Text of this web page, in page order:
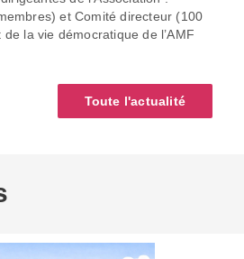
et Comité directeur (100
la vie démocratique de l’AMF
Toute l'actualité